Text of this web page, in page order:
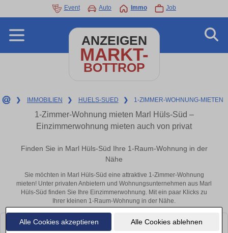
Alle Cookies akzeptieren Alle Cookies ablehnen
Event Auto Immo Job
ANZEIGEN
MARKT-
BOTTROP
❯ IMMOBILIEN ❯ HUELS-SUED ❯ 1-ZIMMER-WOHNUNG-MIETEN
1-Zimmer-Wohnung mieten Marl Hüls-Süd –
Einzimmerwohnung mieten auch von privat
Finden Sie in Marl Hüls-Süd Ihre 1-Raum-Wohnung in der
Nähe
Sie möchten in Marl Hüls-Süd eine attraktive 1-Zimmer-Wohnung
mieten! Unter privaten Anbietern und Wohnungsunternehmen aus Marl
Hüls-Süd finden Sie Ihre Einzimmerwohnung. Mit ein paar Klicks zu
Ihrer kleinen 1-Raum-Wohnung in der Nähe.
Leider konnten wir derzeit keine passenden Objekte finden. Schauen Sie